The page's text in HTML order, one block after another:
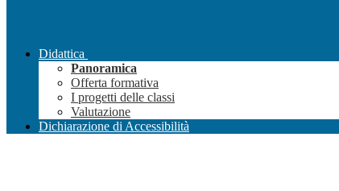
Didattica
Panoramica
Offerta formativa
I progetti delle classi
Valutazione
Dichiarazione di Accessibilità